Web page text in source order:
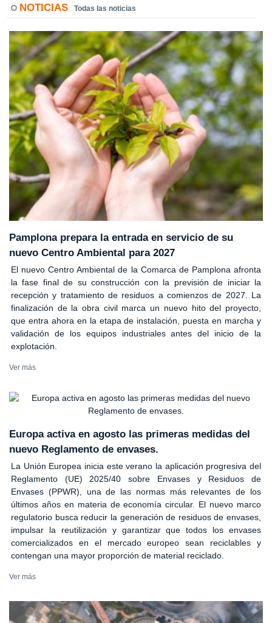
NOTICIAS Todas las noticias
Pamplona prepara la entrada en servicio de su
nuevo Centro Ambiental para 2027
El nuevo Centro Ambiental de la Comarca de Pamplona afronta
la fase final de su construcción con la previsión de iniciar la
recepción y tratamiento de residuos a comienzos de 2027. La
finalización de la obra civil marca un nuevo hito del proyecto,
que entra ahora en la etapa de instalación, puesta en marcha y
validación de los equipos industriales antes del inicio de la
explotación.
Ver más
Europa activa en agosto las primeras medidas del
nuevo Reglamento de envases.
La Unión Europea inicia este verano la aplicación progresiva del
Reglamento (UE) 2025/40 sobre Envases y Residuos de
Envases (PPWR), una de las normas más relevantes de los
últimos años en materia de economía circular. El nuevo marco
regulatorio busca reducir la generación de residuos de envases,
impulsar la reutilización y garantizar que todos los envases
comercializados en el mercado europeo sean reciclables y
contengan una mayor proporción de material reciclado.
Ver más